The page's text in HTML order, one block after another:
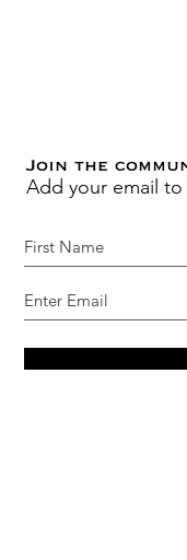
Join the
Add your email